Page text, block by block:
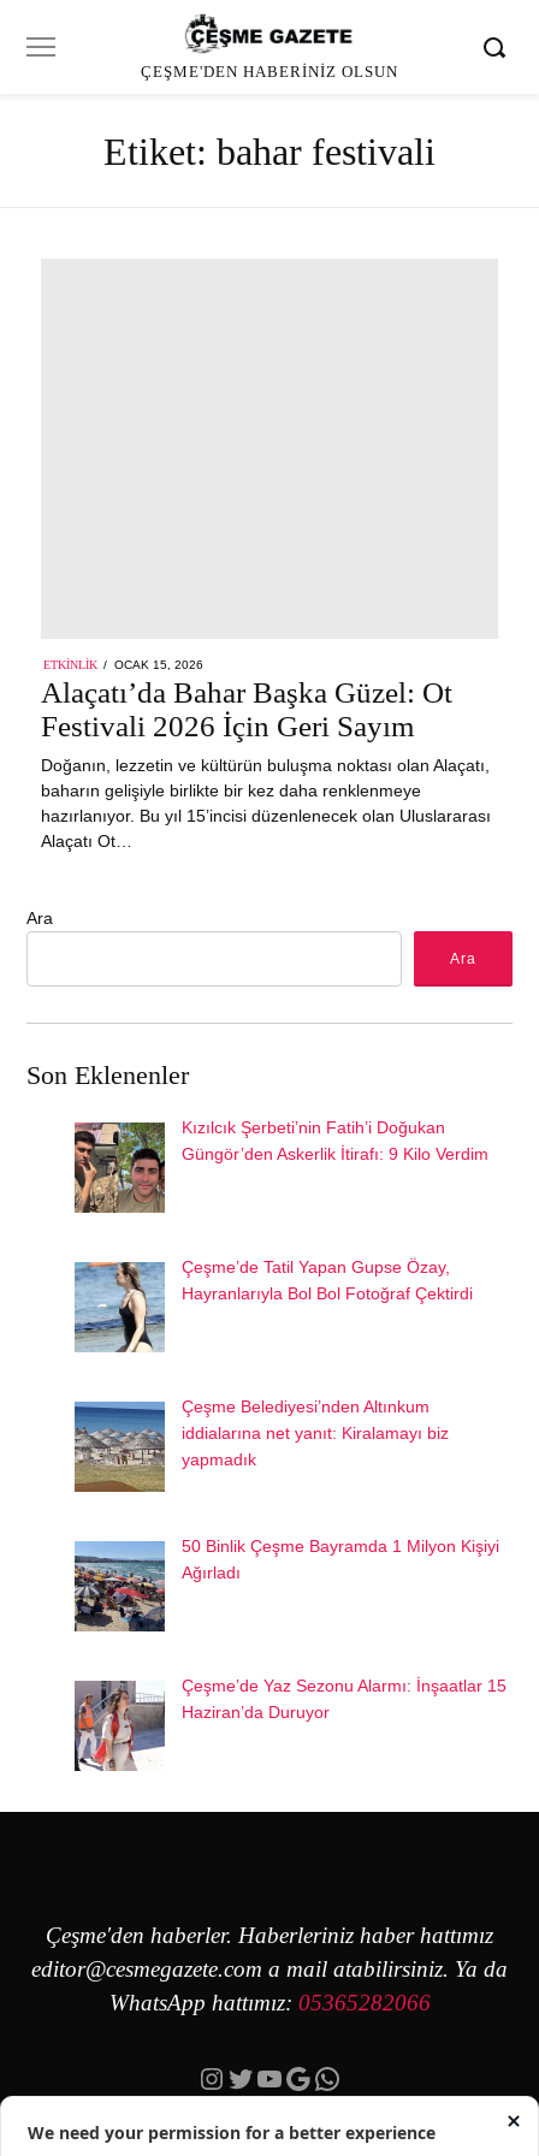
ÇEŞME'DEN HABERINIZ OLSUN
Etiket: bahar festivali
ETKINLIK
POSTED
OCAK 15, 2026
Alaçatı’da Bahar Başka Güzel: Ot
Festivali 2026 İçin Geri Sayım
Doğanın, lezzetin ve kültürün buluşma noktası olan Alaçatı,
baharın gelişiyle birlikte bir kez daha renklenmeye
hazırlanıyor. Bu yıl 15’incisi düzenlenecek olan Uluslararası
Alaçatı Ot…
Ara
Ara
Son Eklenenler
Kızılcık Şerbeti’nin Fatih’i Doğukan
Güngör’den Askerlik İtirafı: 9 Kilo Verdim
Çeşme’de Tatil Yapan Gupse Özay,
Hayranlarıyla Bol Bol Fotoğraf Çektirdi
Çeşme Belediyesi’nden Altınkum
iddialarına net yanıt: Kiralamayı biz
yapmadık
50 Binlik Çeşme Bayramda 1 Milyon Kişiyi
Ağırladı
Çeşme’de Yaz Sezonu Alarmı: İnşaatlar 15
Haziran’da Duruyor
Çeşme'den haberler. Haberleriniz haber hattımız
editor@cesmegazete.com a mail atabilirsiniz. Ya da
WhatsApp hattımız: 05365282066
Instagram
Twitter
YouTube
Google
https://wa.me/